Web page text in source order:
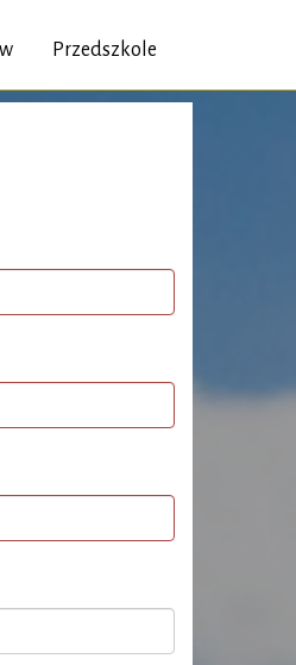
Przedszkole